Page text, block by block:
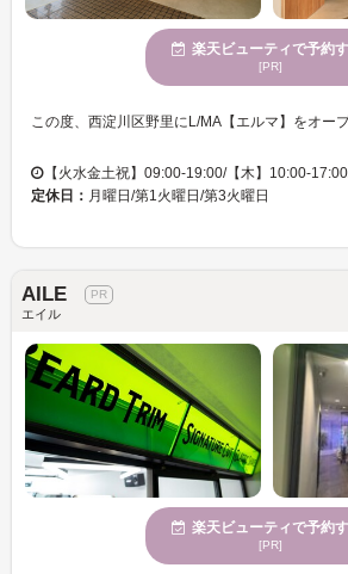
楽天ビューティで予約
[PR]
【火水金土祝】09:00-19:00/【木】10:00-
定休日： 月曜日/第1火曜日/第3火曜日
AILE
エイル
楽天ビューティで予約
[PR]